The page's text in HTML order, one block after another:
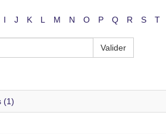
I J K L M N O P Q R S T
Valider
(1)